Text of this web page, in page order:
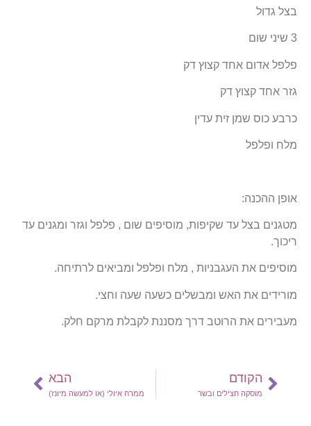
בצל גדול
3 שיני שום
פלפל אדום אחד קצוץ דק
גזר אחד קצוץ דק
כרבע כוס שמן זית עדין
מלח ופלפל
אופן ההכנה:
מטגנים בצל עד שקיפות, מוסיפים שום , פלפל וגזר ומגנים עד
ריכוך.
מוסיפים את העגבניות , מלח ופלפל ומביאים לרתיחה.
מורידים את האש ומבשלים כשעה שעה וחצי.
מעבירים את הרוטב דרך מסננת לקבלת מרקם חלק.
הקודם
מוסקה חצילים ובשר
הבא
ממרח איולי (או למעשה מיונז)